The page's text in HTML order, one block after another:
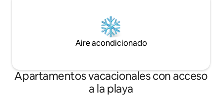
Aire acondicionado
Apartamentos vacacionales con acceso
a la playa